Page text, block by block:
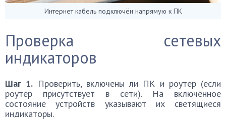
Интернет кабель подключён напрямую к ПК
Проверка сетевых
индикаторов
Шаг 1. Проверить, включены ли ПК и роутер (если
роутер присутствует в сети). На включённое
состояние устройств указывают их светящиеся
индикаторы.